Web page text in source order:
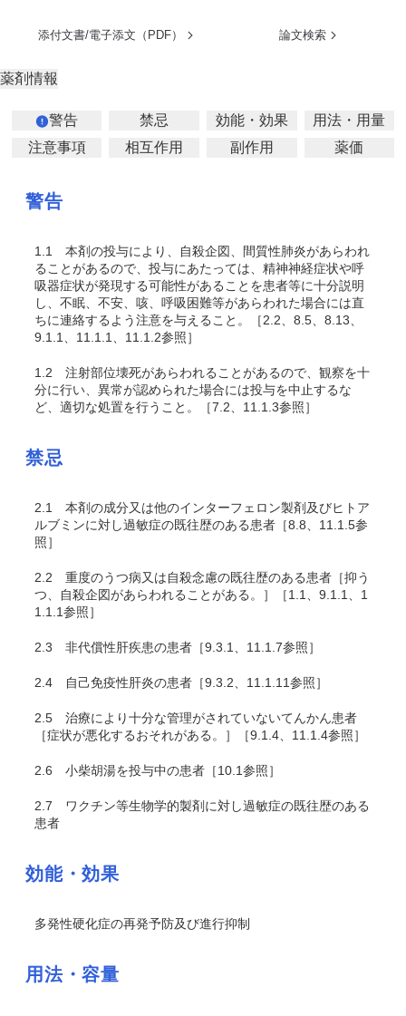
添付文書/電子添文（PDF） 論文検索
薬剤情報
警告 禁忌 効能・効果
用法・用量
注意事項
相互作用 副作用 薬価
警告
1.1
本剤の投与により、自殺企図、間質性肺炎があらわれ
ることがあるので、投与にあたっては、精神神経症状や呼
吸器症状が発現する可能性があることを患者等に十分説明
し、不眠、不安、咳、呼吸困難等があらわれた場合には直
ちに連絡するよう注意を与えること。［2.2、8.5、8.13、
9.1.1、11.1.1、11.1.2参照］
1.2 注射部位壊死があらわれることがあるので、観察を十
分に行い、異常が認められた場合には投与を中止するな
ど、適切な処置を行うこと。［7.2、11.1.3参照］
禁忌
2.1
本剤の成分又は他のインターフェロン製剤及びヒトア
ルブミンに対し過敏症の既往歴のある患者［8.8、11.1.5参
照］
2.2 重度のうつ病又は自殺念慮の既往歴のある患者［抑う
つ、自殺企図があらわれることがある。］［1.1、9.1.1、1
1.1.1参照］
2.3 非代償性肝疾患の患者［9.3.1、11.1.7参照］
2.4 自己免疫性肝炎の患者［9.3.2、11.1.11参照］
2.5 治療により十分な管理がされていないてんかん患者
［症状が悪化するおそれがある。］［9.1.4、11.1.4参照］
2.6 小柴胡湯を投与中の患者［10.1参照］
2.7 ワクチン等生物学的製剤に対し過敏症の既往歴のある
患者
効能・効果
多発性硬化症の再発予防及び進行抑制
用法・容量